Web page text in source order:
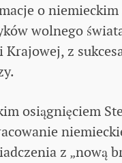
o niemieckim
wolnego
z
osiągnięciem
z „nową